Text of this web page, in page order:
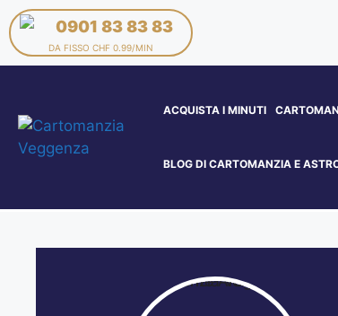
0901 83 83 83
DA FISSO CHF 0.99/MIN
ACQUISTA I MINUTI
BLOG DI CARTOMANZIA E